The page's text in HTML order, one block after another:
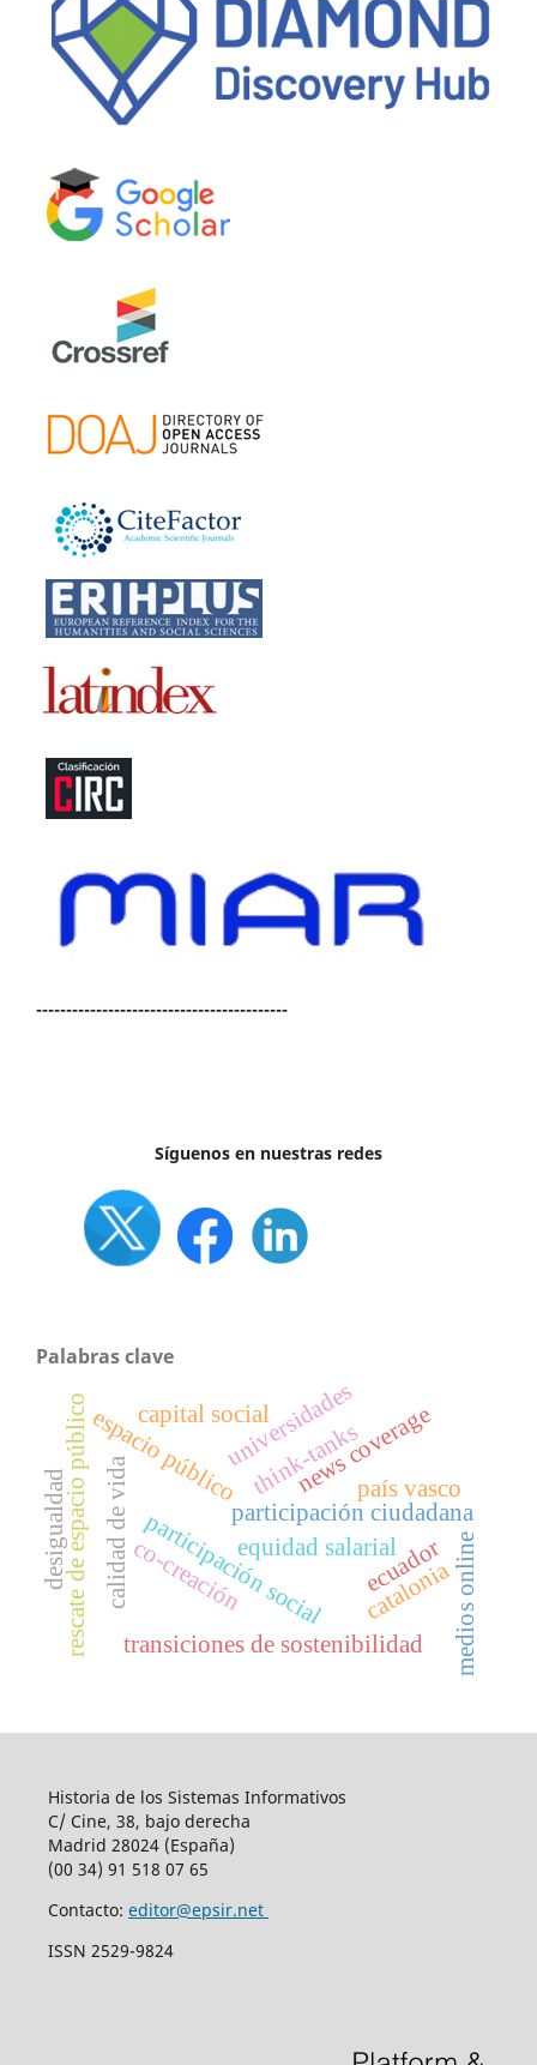
------------------------------------------
Síguenos en nuestras redes
Palabras clave
participación social
participación ciudadana
espacio público
calidad de vida
rescate de espacio público universidades
transiciones de sostenibilidad
co-creación
think-tanks
equidad salarialecuador
desigualdad
medios online
news coverage
catalonia
capital social
país vasco
Historia de los Sistemas Informativos
C/ Cine, 38, bajo derecha
Madrid 28024 (España)
(00 34) 91 518 07 65
Contacto: editor@epsir.net
ISSN 2529-9824